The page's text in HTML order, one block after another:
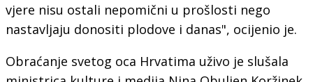
vjere nisu ostali nepomični u prošlosti nego
nastavljaju donositi plodove i danas", ocijenio je.
Obraćanje svetog oca Hrvatima uživo je slušala